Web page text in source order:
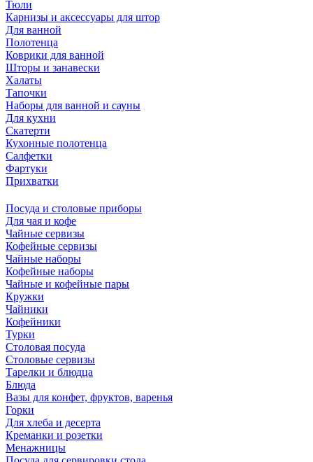
Тюли
Карнизы и аксессуары для штор
Для ванной
Полотенца
Коврики для ванной
Шторы и занавески
Халаты
Тапочки
Наборы для ванной и сауны
Для кухни
Скатерти
Кухонные полотенца
Салфетки
Фартуки
Прихватки
Посуда и столовые приборы
Для чая и кофе
Чайные сервизы
Кофейные сервизы
Чайные наборы
Кофейные наборы
Чайные и кофейные пары
Кружки
Чайники
Кофейники
Турки
Столовая посуда
Столовые сервизы
Тарелки и блюдца
Блюда
Вазы для конфет, фруктов, варенья
Горки
Для хлеба и десерта
Креманки и розетки
Менажницы